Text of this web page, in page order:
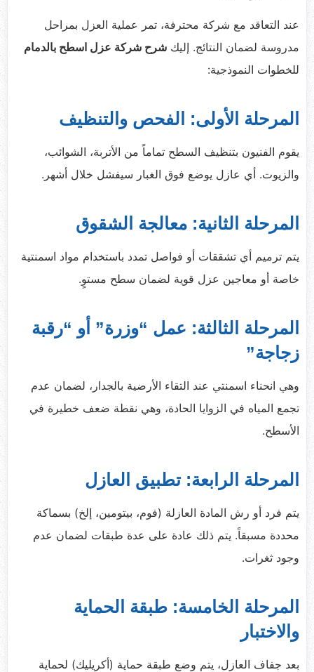
عند التعاقد مع شركة محترفة، تمر عملية العزل بمراحل
مدروسة لضمان النتائج. إليك شرح شركة عزل اسطح بالدمام
للخطوات النموذجية:
المرحلة الأولى: الفحص والتنظيف
يقوم الفنيون بتنظيف السطح تماماً من الأتربة، الشوائب،
والزيوت. أي عازل يوضع فوق الغبار سيفشل خلال أشهر.
المرحلة الثانية: معالجة الشقوق
يتم ترميم أي تشققات أو فواصل تمدد باستخدام مواد اسمنتية
خاصة أو معاجين عزل قوية لضمان سطح مستوٍ.
المرحلة الثالثة: عمل “وزرة” أو “رقبة
زجاجة”
وهي انحناء اسمنتي عند التقاء الأرضية بالجدار، لضمان عدم
تجمع المياه في الزوايا الحادة، وهي نقطة ضعف خطيرة في
الأسطح.
المرحلة الرابعة: تطبيق العازل
يتم فرد أو رش المادة العازلة (فوم، بيتومين، إلخ) بسماكة
محددة مسبقاً. يتم ذلك عادة على عدة طبقات لضمان عدم
وجود ثغرات.
المرحلة الخامسة: طبقة الحماية
والاختبار
بعد جفاف العازل، يتم وضع طبقة حماية (أكريليك) لحماية